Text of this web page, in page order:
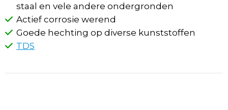
staal en vele andere ondergronden
Actief corrosie werend
Goede hechting op diverse kunststoffen
TDS